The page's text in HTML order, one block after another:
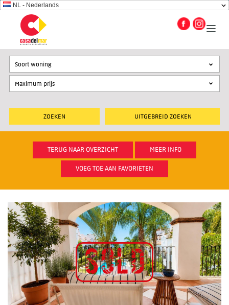
NL - Nederlands
UITGEBREID ZOEKEN
Soort woning
TERUG NAAR OVERZICHT MEER INFO
VOEG TOE AAN FAVORIETEN